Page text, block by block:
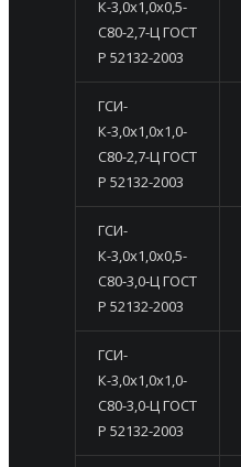
К-3,0х1,0х0,5-
С80-2,7-Ц ГОСТ
Р 52132-2003
ГСИ-
К-3,0х1,0х1,0-
С80-2,7-Ц ГОСТ
Р 52132-2003
ГСИ-
К-3,0х1,0х0,5-
С80-3,0-Ц ГОСТ
Р 52132-2003
ГСИ-
К-3,0х1,0х1,0-
С80-3,0-Ц ГОСТ
Р 52132-2003